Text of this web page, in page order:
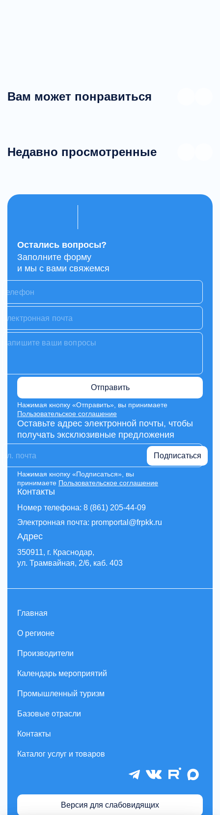
Вам может понравиться
Недавно просмотренные
Контакты
Номер телефона: 8 (861) 205-44-09
Электронная почта: promportal@frpkk.ru
Адрес
350911, г. Краснодар,
ул. Трамвайная, 2/6, каб. 403
Остались вопросы?
Заполните форму
и мы с вами свяжемся
Отправить
Нажимая кнопку «Отправить», вы принимаете
Пользовательское соглашение
Оставьте адрес электронной почты, чтобы
получать эксклюзивные предложения
Подписаться
Нажимая кнопку «Подписаться», вы
принимаете Пользовательское соглашение
Главная
О регионе
Производители
Календарь мероприятий
Промышленный туризм
Базовые отрасли
Контакты
Каталог услуг и товаров
Версия для слабовидящих